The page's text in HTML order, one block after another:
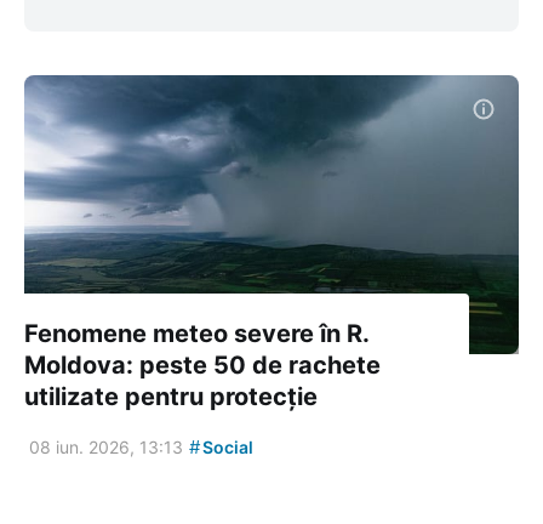
Fenomene meteo severe în R.
Moldova: peste 50 de rachete
utilizate pentru protecție
08 iun. 2026, 13:13 #Social